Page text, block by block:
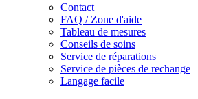
Contact
FAQ / Zone d'aide
Tableau de mesures
Conseils de soins
Service de réparations
Service de pièces de rechange
Langage facile